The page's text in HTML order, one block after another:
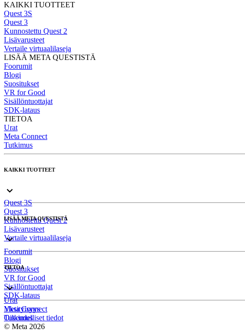
KAIKKI TUOTTEET
Quest 3S
Quest 3
Kunnostettu Quest 2
Lisävarusteet
Vertaile virtuaalilaseja
LISÄÄ META QUESTISTÄ
Foorumit
Blogi
Suositukset
VR for Good
Sisällöntuottajat
SDK-lataus
TIETOA
Urat
Meta Connect
Tutkimus
KAIKKI TUOTTEET
Quest 3S
Quest 3
Kunnostettu Quest 2
Lisävarusteet
Vertaile virtuaalilaseja
LISÄÄ META QUESTISTÄ
Foorumit
Blogi
Suositukset
VR for Good
Sisällöntuottajat
SDK-lataus
TIETOA
Urat
Meta Connect
Tutkimus
Yksityisyys
Oikeudelliset tiedot
© Meta 2026